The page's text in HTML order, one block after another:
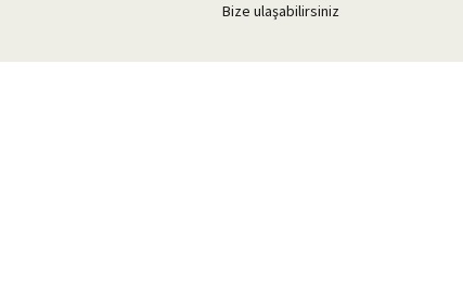
Bize ulaşabilirsiniz